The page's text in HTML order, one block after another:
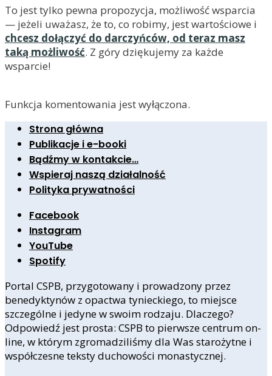
To jest tylko pewna propozycja, możliwość wsparcia
— jeżeli uważasz, że to, co robimy, jest wartościowe i
chcesz dołączyć do darczyńców, od teraz masz
taką możliwość. Z góry dziękujemy za każde
wsparcie!
Funkcja komentowania jest wyłączona.
Strona główna
Publikacje i e-booki
Bądźmy w kontakcie…
Wspieraj naszą działalność
Polityka prywatności
Facebook
Instagram
YouTube
Spotify
Portal CSPB, przygotowany i prowadzony przez
benedyktynów z opactwa tynieckiego, to miejsce
szczególne i jedyne w swoim rodzaju. Dlaczego?
Odpowiedź jest prosta: CSPB to pierwsze centrum on-
line, w którym zgromadziliśmy dla Was starożytne i
współczesne teksty duchowości monastycznej.